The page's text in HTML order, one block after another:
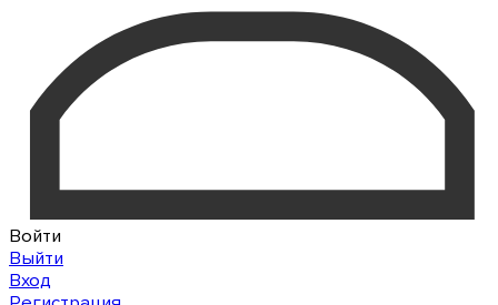
Войти
Выйти
Вход